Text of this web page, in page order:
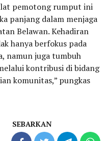
pemotong rumput ini
panjang dalam menjaga
Belawan. Kehadiran
hanya berfokus pada
namun juga tumbuh
kontribusi di bidang
komunitas,” pungkas
SEBARKAN